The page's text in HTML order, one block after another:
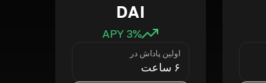
DAI
3% APY
اولین پاداش در
۶ ساعت